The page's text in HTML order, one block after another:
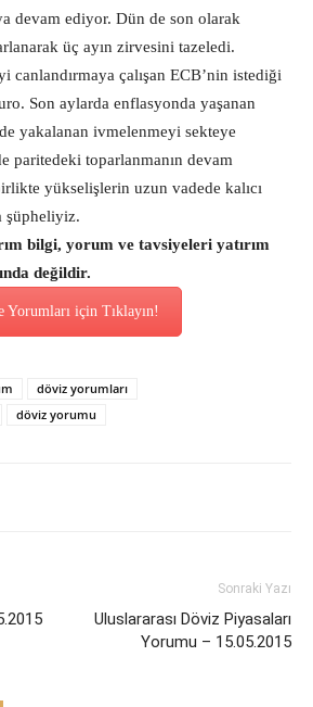
devam ediyor. Dün de son olarak
üç ayın zirvesini tazeledi.
canlandırmaya çalışan ECB’nin istediği
Son aylarda enflasyonda yaşanan
yakalanan ivmelenmeyi sekteye
paritedeki toparlanmanın devam
yükselişlerin uzun vadede kalıcı
şüpheliyiz.
bilgi, yorum ve tavsiyeleri yatırım
değildir.
Yorumları için Tıklayın!
döviz yorumları
döviz yorumu
Sonraki Yazı
Uluslararası Döviz Piyasaları
Yorumu – 15.05.2015